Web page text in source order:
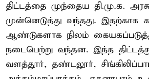
திட்டத்தை முந்தைய தி.மு.க.
முன்னெடுத்து வந்தது. இதற்காக
ஆண்டுகளாக நிலம்
நடைபெற்று வந்தன. இந்த
வளத்தூர், தண்டலூர்,